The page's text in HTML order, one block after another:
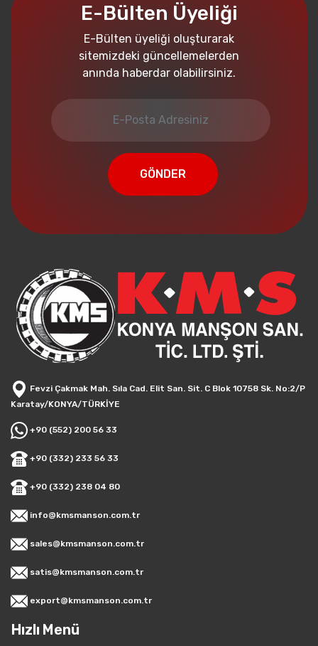
E-Bülten Üyeliği
E-Bülten üyeliği oluşturarak
sitemizdeki güncellemelerden
anında haberdar olabilirsiniz.
GÖNDER
Fevzi Çakmak Mah. Sıla Cad. Elit San. Sit. C Blok 10758 Sk. No:2/P
Karatay/KONYA/TÜRKİYE
+90 (552) 200 56 33
+90 (332) 233 56 33
+90 (332) 238 04 80
info@kmsmanson.com.tr
sales@kmsmanson.com.tr
satis@kmsmanson.com.tr
export@kmsmanson.com.tr
Hızlı Menü